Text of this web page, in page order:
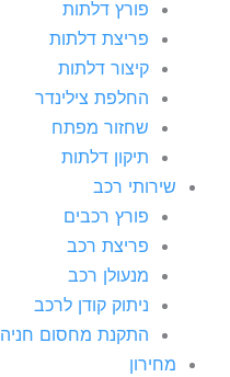
פורץ דלתות
פריצת דלתות
קיצור דלתות
החלפת צילינדר
שחזור מפתח
תיקון דלתות
שירותי רכב
פורץ רכבים
פריצת רכב
מנעולן רכב
ניתוק קודן לרכב
התקנת מחסום חניה
מחירון